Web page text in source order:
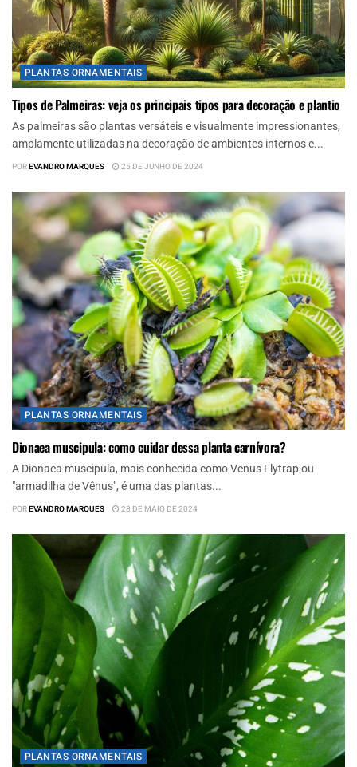
PLANTAS ORNAMENTAIS
Tipos de Palmeiras: veja os principais tipos para decoração e plantio
As palmeiras são plantas versáteis e visualmente impressionantes,
amplamente utilizadas na decoração de ambientes internos e...
POREVANDRO MARQUES 25 DE JUNHO DE 2024
PLANTAS ORNAMENTAIS
Dionaea muscipula: como cuidar dessa planta carnívora?
A Dionaea muscipula, mais conhecida como Venus Flytrap ou
"armadilha de Vênus", é uma das plantas...
POREVANDRO MARQUES 28 DE MAIO DE 2024
PLANTAS ORNAMENTAIS